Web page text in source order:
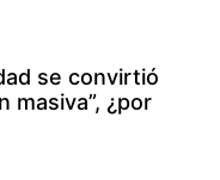
se convirtió
masiva”, ¿por